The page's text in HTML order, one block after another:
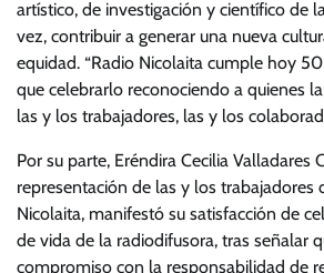
artístico, de investigación y científico de
vez, contribuir a generar una nueva
equidad. “Radio Nicolaita cumple hoy
que celebrarlo reconociendo a quienes
las y los trabajadores, las y los
Por su parte, Eréndira Cecilia Valladares
representación de las y los trabajadores
Nicolaita, manifestó su satisfacción de
de vida de la radiodifusora, tras señalar
compromiso con la responsabilidad de